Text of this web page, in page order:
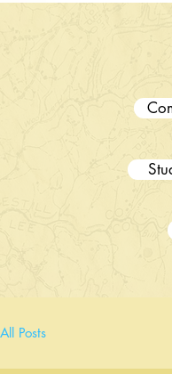
All Posts